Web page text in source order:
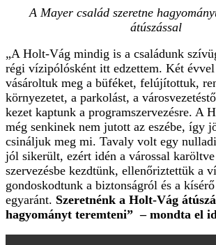
A Mayer család szeretne
átúszással
„A Holt-Vág mindig is a családunk
régi vízipólósként itt edzettem. Két
vásároltuk meg a büféket, felújítottuk,
környezetet, a parkolást, a
kezet kaptunk a programszervezésre. A
még senkinek nem jutott az eszébe, így
csináljuk meg mi. Tavaly volt egy
jól sikerült, ezért idén a várossal
szervezésbe kezdtünk, ellenőriztettük a
gondoskodtunk a biztonságról és a
egyaránt. Szeretnénk a Holt-Vág
hagyományt teremteni” – mondta el